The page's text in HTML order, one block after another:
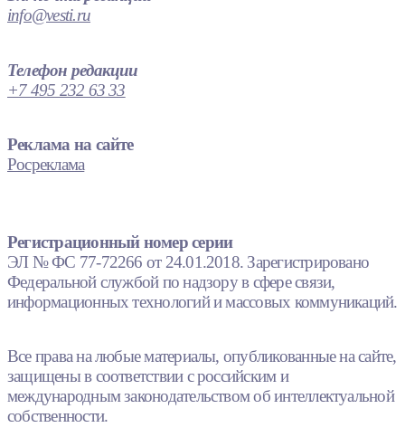
info@vesti.ru
Телефон редакции
+7 495 232 63 33
Реклама на сайте
Росреклама
Регистрационный номер серии
ЭЛ № ФС 77-72266 от 24.01.2018. Зарегистрировано
Федеральной службой по надзору в сфере связи,
информационных технологий и массовых коммуникаций.
Все права на любые материалы, опубликованные на сайте,
защищены в соответствии с российским и
международным законодательством об интеллектуальной
собственности.